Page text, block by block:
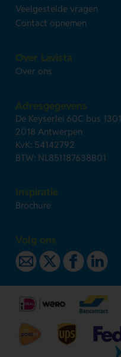
Veelgestelde vragen
Contact opnemen
Over Lavista
Over ons
Adresgegevens
De Keyserlei 60C bus 1301
2018 Antwerpen
KvK: 54142792
BTW: NL851187638B01
Inspiratie
Brochure
Volg ons